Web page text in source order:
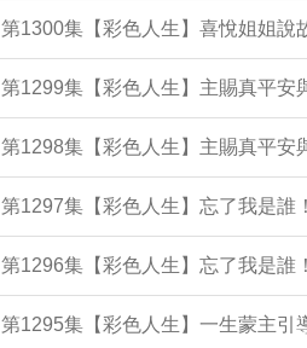
第1300集【彩色人生】喜悅姐姐說
第1299集【彩色人生】主賜真平安
第1298集【彩色人生】主賜真平安
第1297集【彩色人生】忘了我是誰
第1296集【彩色人生】忘了我是誰
第1295集【彩色人生】一生蒙主引